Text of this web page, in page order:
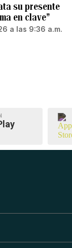
su presente
en clave”
a las 9:36 a.m.